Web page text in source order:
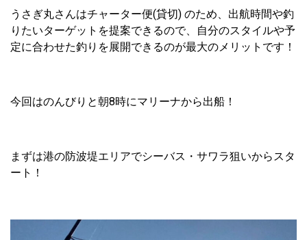
うさぎ丸さんはチャーター便(貸切) のため、出航時間や釣
りたいターゲットを提案できるので、自分のスタイルや予
定に合わせた釣りを展開できるのが最大のメリットです！
今回はのんびりと朝8時にマリーナから出船！
まずは港の防波堤エリアでシーバス・サワラ狙いからスタ
ート！